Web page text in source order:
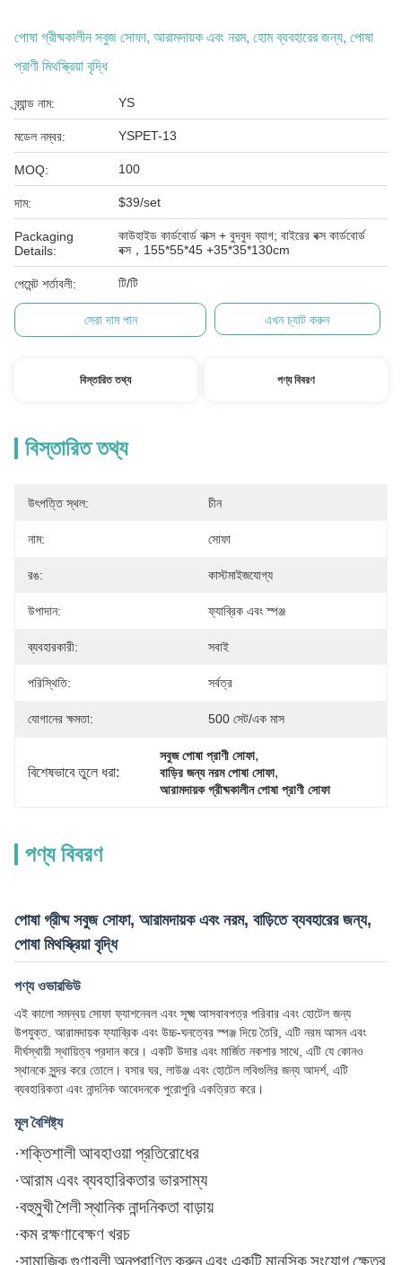
পোষা গ্রীষ্মকালীন সবুজ সোফা, আরামদায়ক এবং নরম, হোম ব্যবহারের জন্য, পোষা
প্রাণী মিথস্ক্রিয়া বৃদ্ধি
ব্র্যান্ড নাম: YS
মডেল নম্বর: YSPET-13
MOQ: 100
দাম: $39/set
Packaging
Details:
কাউহাইড কার্ডবোর্ড বাক্স + বুদবুদ ব্যাগ; বাইরের বক্স কার্ডবোর্ড
বক্স，155*55*45 +35*35*130cm
পেমেন্ট শর্তাবলী: টি/টি
সেরা দাম পান এখন চ্যাট করুন
বিস্তারিত তথ্য পণ্য বিবরণ
বিস্তারিত তথ্য
উৎপত্তি স্থল: চীন
নাম: সোফা
রঙ: কাস্টমাইজযোগ্য
উপাদান: ফ্যাব্রিক এবং স্পঞ্জ
ব্যবহারকারী: সবাই
পরিস্থিতি: সর্বত্র
যোগানের ক্ষমতা: 500 সেট/এক মাস
বিশেষভাবে তুলে ধরা:
সবুজ পোষা প্রাণী সোফা,
বাড়ির জন্য নরম পোষা সোফা,
আরামদায়ক গ্রীষ্মকালীন পোষা প্রাণী সোফা
পণ্য বিবরণ
পোষা গ্রীষ্ম সবুজ সোফা, আরামদায়ক এবং নরম, বাড়িতে ব্যবহারের জন্য,
পোষা মিথস্ক্রিয়া বৃদ্ধি
পণ্য ওভারভিউ
এই কালো সমন্বয় সোফা ফ্যাশনেবল এবং সূক্ষ্ম আসবাবপত্র পরিবার এবং হোটেল জন্য
উপযুক্ত. আরামদায়ক ফ্যাব্রিক এবং উচ্চ-ঘনত্বের স্পঞ্জ দিয়ে তৈরি, এটি নরম আসন এবং
দীর্ঘস্থায়ী স্থায়িত্ব প্রদান করে। একটি উদার এবং মার্জিত নকশার সাথে, এটি যে কোনও
স্থানকে সুন্দর করে তোলে। বসার ঘর, লাউঞ্জ এবং হোটেল লবিগুলির জন্য আদর্শ, এটি
ব্যবহারিকতা এবং নান্দনিক আবেদনকে পুরোপুরি একত্রিত করে।
মূল বৈশিষ্ট্য
·শক্তিশালী আবহাওয়া প্রতিরোধের
·আরাম এবং ব্যবহারিকতার ভারসাম্য
·বহুমুখী শৈলী স্থানিক নান্দনিকতা বাড়ায়
·কম রক্ষণাবেক্ষণ খরচ
·